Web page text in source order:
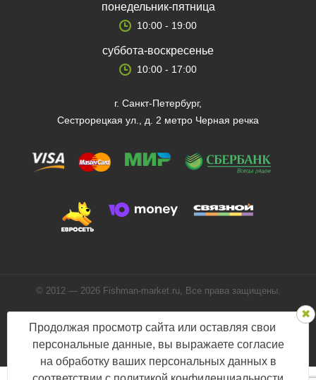
понедельник-пятница
10:00 - 19:00
суббота-воскресенье
10:00 - 17:00
г. Санкт-Петербург,
Сестрорецкая ул., д. 2 метро Черная речка
© 2012 — 2026 Fishman-market.ru, Все права защищены.
Мы в соцсетях:
Продолжая просмотр сайта или оставляя свои
персональные данные, вы выражаете согласие
на обработку ваших персональных данных в